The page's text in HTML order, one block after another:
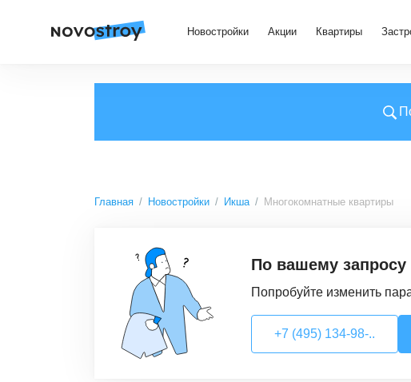
Новостройки Акции Квартиры
Главная Новостройки Икша Многокомнатные квартиры
По вашему запросу
Попробуйте изменить
+7 (495) 134-98-..